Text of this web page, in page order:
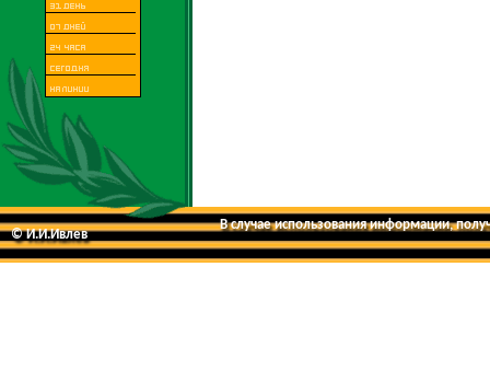
© И.И.Ивлев
В случае использования информации,